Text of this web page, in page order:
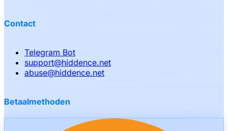
Contact
Telegram Bot
support@hiddence.net
abuse@hiddence.net
Betaalmethoden